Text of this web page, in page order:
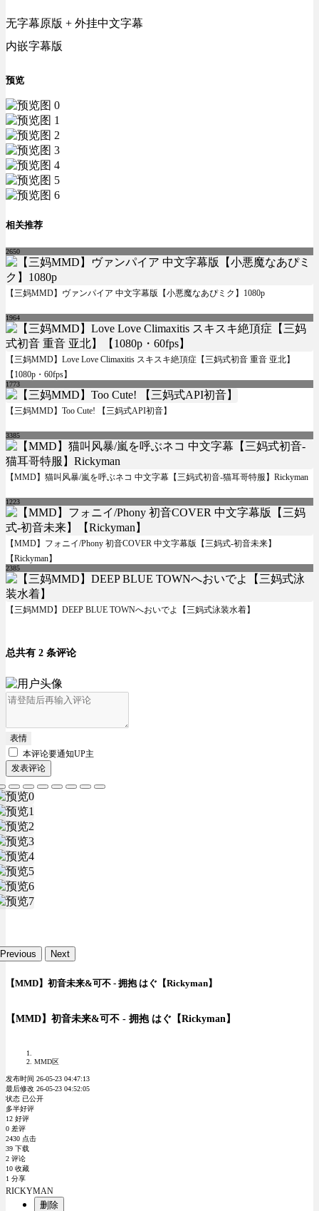
无字幕原版 + 外挂中文字幕
内嵌字幕版
预览
相关推荐
2650
【三妈MMD】ヴァンパイア 中文字幕版【小悪魔なあぴミク】1080p
1964
【三妈MMD】Love Love Climaxitis スキスキ絶頂症【三妈式初音 重音 亚北】
【1080p・60fps】
1773
【三妈MMD】Too Cute! 【三妈式API初音】
3385
【MMD】猫叫风暴/嵐を呼ぶネコ 中文字幕【三妈式初音-猫耳哥特服】Rickyman
1223
【MMD】フォニイ/Phony 初音COVER 中文字幕版【三妈式-初音未来】
【Rickyman】
2385
【三妈MMD】DEEP BLUE TOWNへおいでよ【三妈式泳装水着】
总共有 2 条评论
表情
本评论要通知UP主
发表评论
Previous Next
【MMD】初音未来&可不 - 拥抱 はぐ【Rickyman】
【MMD】初音未来&可不 - 拥抱 はぐ【Rickyman】
MMD区
发布时间 26-05-23 04:47:13
最后修改 26-05-23 04:52:05
状态 已公开
多半好评
12 好评
0 差评
2430 点击
39 下载
2 评论
10 收藏
1 分享
RICKYMAN
删除